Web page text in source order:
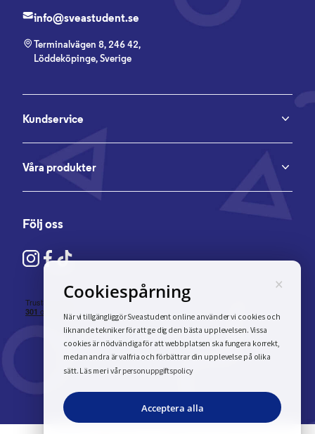
info@sveastudent.se
Terminalvägen 8, 246 42,
Löddeköpinge, Sverige
Kundservice
Våra produkter
Följ oss
×
Cookiespårning
När vi tillgängliggör Sveastudent online använder vi cookies och
liknande tekniker för att ge dig den bästa upplevelsen. Vissa
cookies är nödvändiga för att webbplatsen ska fungera korrekt,
medan andra är valfria och förbättrar din upplevelse på olika
sätt. Läs mer i vår personuppgiftspolicy
Acceptera alla